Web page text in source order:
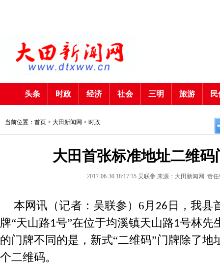
头条 时政 经济 社会 三明 旅游
当前位置：首页 > 大田新闻网 > 时政
大田首张标准地址二维码
2017-06-30 18:17:35 吴联参 来源：大田新闻网 责
本网讯 （记者：吴联参） 6月 26 日，我县
牌“天山路1号”在位于均溪镇天山路1号林先
的门牌不同的是，新式“二维码”门牌除了地
个二维码。